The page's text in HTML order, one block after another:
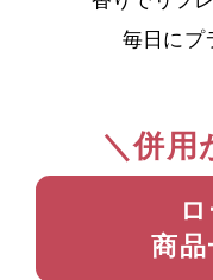
毎日にプ
＼併用
商